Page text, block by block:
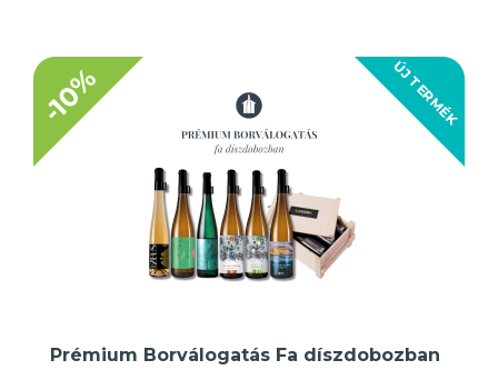
ÚJ TERMÉK
-10%
Prémium Borválogatás Fa díszdobozban